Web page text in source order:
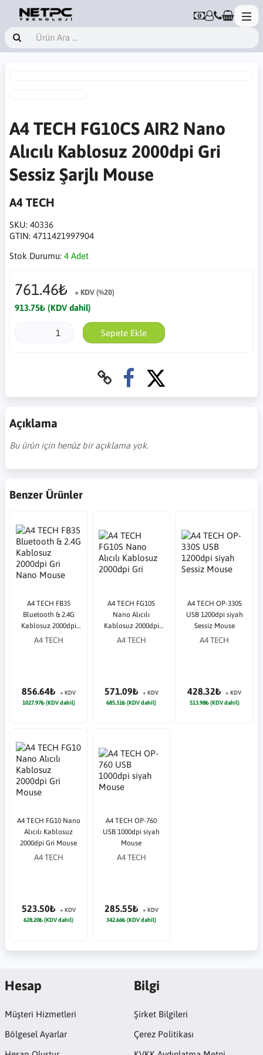
A4 TECH FG10CS AIR2 Nano
Alıcılı Kablosuz 2000dpi Gri
Sessiz Şarjlı Mouse
A4 TECH
SKU: 40336
GTIN: 4711421997904
Stok Durumu: 4 Adet
761.46₺ + KDV (%20)
913.75₺ (KDV dahil)
Sepete Ekle
Açıklama
Bu ürün için henüz bir açıklama yok.
Benzer Ürünler
A4 TECH FB35
Bluetooth & 2.4G
Kablosuz 2000dpi
Gri Nano Mouse
A4 TECH
856.64₺
+ KDV
1027.97₺ (KDV dahil)
A4 TECH FG10S
Nano Alıcılı
Kablosuz 2000dpi
Gri
A4 TECH
571.09₺
+ KDV
685.31₺ (KDV dahil)
A4 TECH OP-330S
USB 1200dpi siyah
Sessiz Mouse
A4 TECH
428.32₺
+ KDV
513.98₺ (KDV dahil)
A4 TECH FG10 Nano
Alıcılı Kablosuz
2000dpi Gri Mouse
A4 TECH
523.50₺
+ KDV
628.20₺ (KDV dahil)
A4 TECH OP-760
USB 1000dpi siyah
Mouse
A4 TECH
285.55₺
+ KDV
342.66₺ (KDV dahil)
Hesap
Müşteri Hizmetleri
Bölgesel Ayarlar
Bilgi
Şirket Bilgileri
Çerez Politikası